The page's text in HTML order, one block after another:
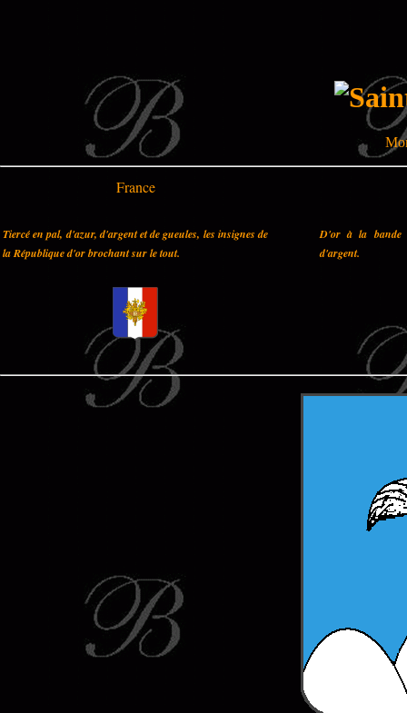
France
Tiercé en pal, d'azur, d'argent et de gueules, les insignes de
la République d'or brochant sur le tout.
D'or à la bande
d'argent.